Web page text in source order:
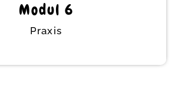
Modul 6
Praxis